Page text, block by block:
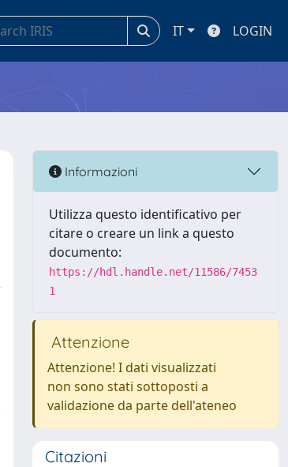
IT LOGIN
Informazioni
Utilizza questo identificativo per
citare o creare un link a questo
documento:
https://hdl.handle.net/11586/7453
1
Attenzione
Attenzione! I dati visualizzati
non sono stati sottoposti a
validazione da parte dell'ateneo
Citazioni